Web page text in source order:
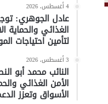
4 أغسطس، 2026
عادل الجوهري:
الغذائي والحماية
لتأمين احتياجات
3 أغسطس، 2026
النائب محمد أبو
الأمن الغذائي
الأسواق وتعزز